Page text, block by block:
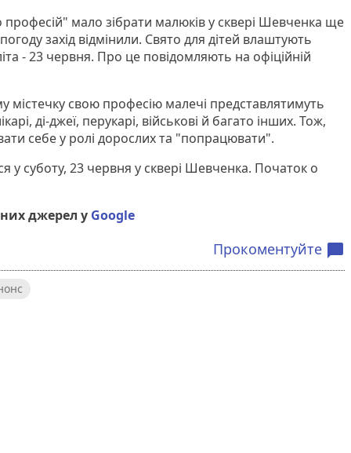
мало зібрати малюків у сквері Шевченка ще
захід відмінили. Свято для дітей влаштують
- 23 червня. Про це повідомляють на офіційній
містечку свою професію малечі представлятимуть
ді-джеї, перукарі, військові й багато інших. Тож,
себе у ролі дорослих та "попрацювати".
у суботу, 23 червня у сквері Шевченка. Початок о
джерел у Google
Прокоментуйте chat_bubble